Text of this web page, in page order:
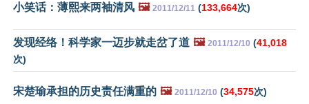
小笑话：薄熙来两袖清风 🖼️ 2011/12/11 (133,664次)
发现经络！科学家一迈步就走岔了道 🖼️ 2011/12/10 (41,018
次)
宋楚瑜承担的历史责任满重的 🖼️ 2011/12/10 (34,575次)